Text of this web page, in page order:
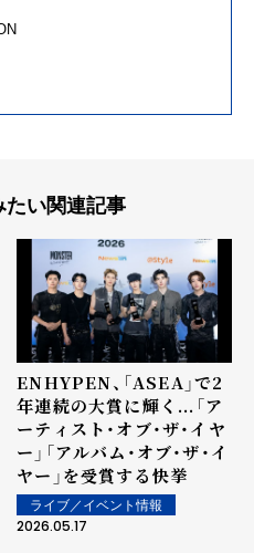
たい関連記事
ENHYPEN、「ASEA」で2
年連続の大賞に輝く...「ア
ーティスト・オブ・ザ・イヤ
ー」「アルバム・オブ・ザ・イ
ヤー」を受賞する快挙
ライブ／イベント情報
2026.05.17